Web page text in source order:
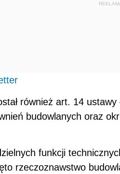
również art. 14
budowlanych oraz
funkcji
rzeczoznawstwo